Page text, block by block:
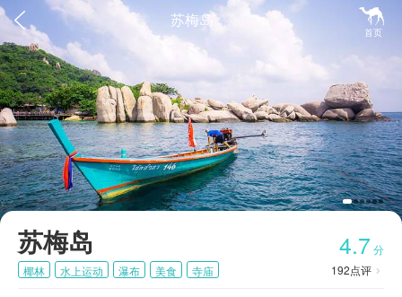
 
首页
苏梅岛
苏梅岛 4.7 分
192点评 
椰林 水上运动 瀑布 美食 寺庙